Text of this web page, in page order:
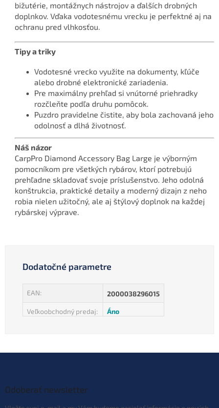
bižutérie, montážnych nástrojov a ďalších drobných
doplnkov. Vďaka vodotesnému vrecku je perfektné aj na
ochranu pred vlhkosťou.
Tipy a triky
Vodotesné vrecko využite na dokumenty, kľúče
alebo drobné elektronické zariadenia.
Pre maximálny prehľad si vnútorné priehradky
rozčleňte podľa druhu pomôcok.
Puzdro pravidelne čistite, aby bola zachovaná jeho
odolnosť a dlhá životnosť.
Náš názor
CarpPro Diamond Accessory Bag Large je výborným
pomocníkom pre všetkých rybárov, ktorí potrebujú
prehľadne skladovať svoje príslušenstvo. Jeho odolná
konštrukcia, praktické detaily a moderný dizajn z neho
robia nielen užitočný, ale aj štýlový doplnok na každej
rybárskej výprave.
Dodatočné parametre
EAN: 2000038296015
Veľkoobchodný predaj: Áno
Odoberať newsletter